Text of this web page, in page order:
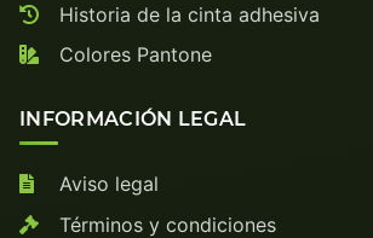
Historia de la cinta adhesiva
Colores Pantone
INFORMACIÓN LEGAL
Aviso legal
Términos y condiciones